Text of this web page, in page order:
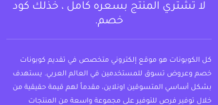
لا تشتري المنتج بسعره كامل ، خذلك كود
خصم.
كل الكوبونات هو موقع إلكتروني متخصص في تقديم كوبونات
خصم وعروض تسوق للمستخدمين في العالم العربي. يستهدف
بشكل أساسي المتسوقين اونلاين، مقدماً لهم قيمة حقيقية من
خلال توفير فرص للتوفير على مجموعة واسعة من المنتجات